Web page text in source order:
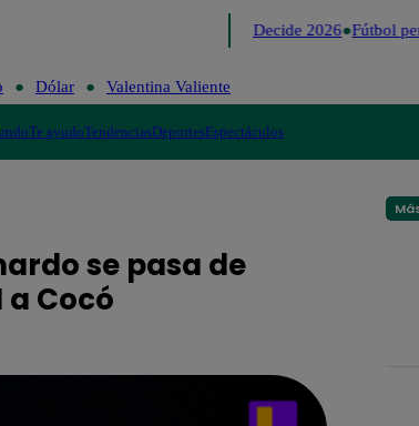
Perú Decide 2026 Fútbol
Dólar Valentina Valiente
Te ayudoTendenciasDeportesEspectáculos
se pasa de
a Cocó